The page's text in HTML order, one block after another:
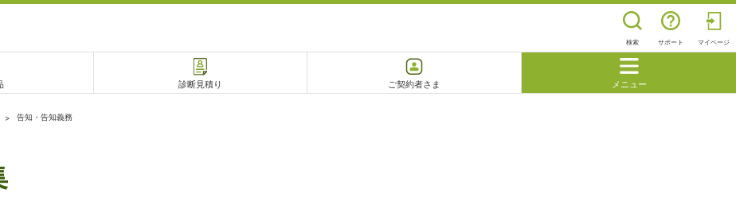
検索 サポート マイページ
診断見積り ご契約者さま メニュー
告知・告知義務